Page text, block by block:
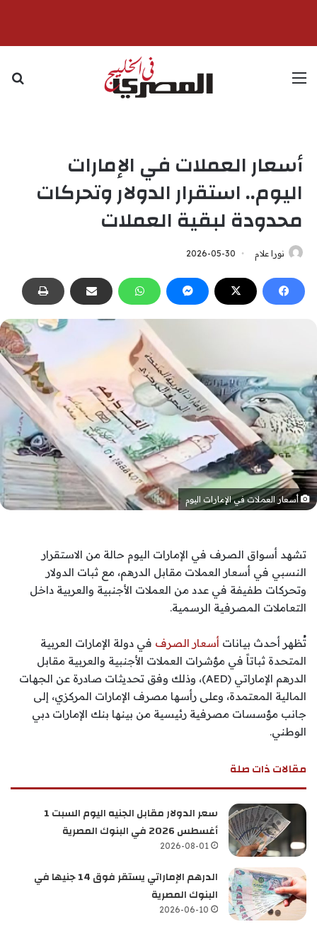
القائمة
أسعار العملات في الإمارات
اليوم.. استقرار الدولار وتحركات
محدودة لبقية العملات
نورا علام 2026-05-30
أسعار العملات في الإمارات اليوم
تشهد أسواق الصرف في الإمارات اليوم حالة من الاستقرار
النسبي في أسعار العملات مقابل الدرهم، مع ثبات الدولار
وتحركات طفيفة في عدد من العملات الأجنبية والعربية داخل
التعاملات المصرفية الرسمية.
تُظهر أحدث بيانات أسعار الصرف في دولة الإمارات العربية
المتحدة ثباتاً في مؤشرات العملات الأجنبية والعربية مقابل
الدرهم الإماراتي (AED)، وذلك وفق تحديثات صادرة عن الجهات
المالية المعتمدة، وعلى رأسها مصرف الإمارات المركزي، إلى
جانب مؤسسات مصرفية رئيسية من بينها بنك الإمارات دبي
الوطني.
مقالات ذات صلة
سعر الدولار مقابل الجنيه اليوم السبت 1
أغسطس 2026 في البنوك المصرية
2026-08-01
الدرهم الإماراتي يستقر فوق 14 جنيها في
البنوك المصرية
2026-06-10